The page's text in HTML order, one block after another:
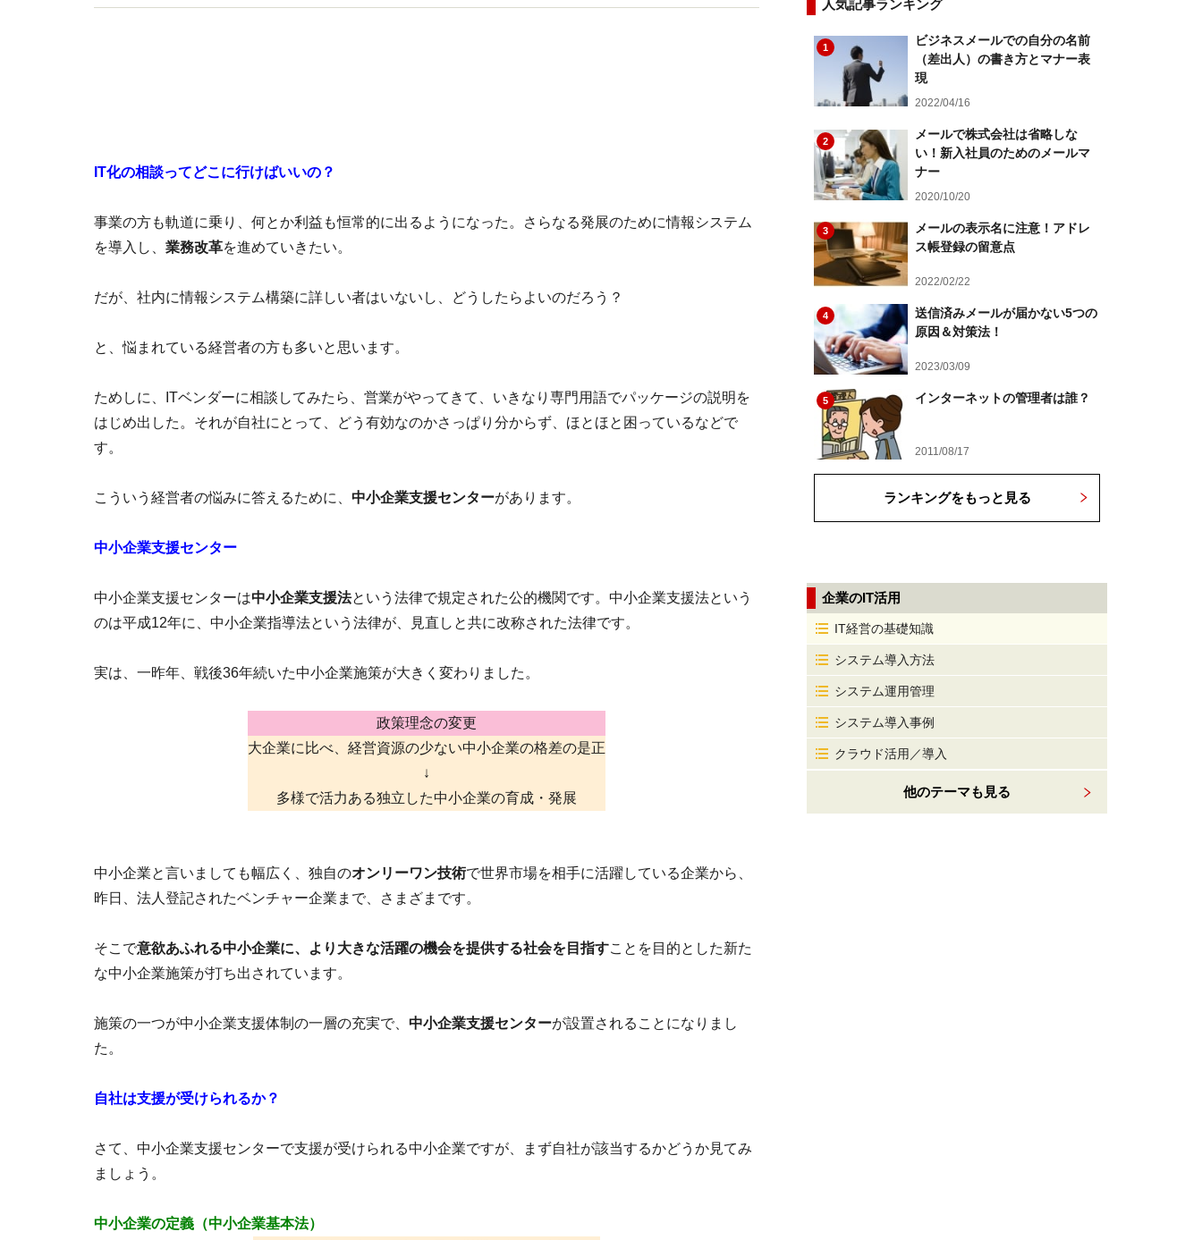
IT化の相談ってどこに行けばいいの？
事業の方も軌道に乗り、何とか利益も恒常的に出るようになった。さらなる発展のために情報システム
を導入し、 業務改革を進めていきたい。
だが、社内に情報システム構築に詳しい者はいないし、どうしたらよいのだろう？
と、悩まれている経営者の方も多いと思います。
ためしに、ITベンダーに相談してみたら、営業がやってきて、いきなり専門用語でパッケージの説明を
はじめ出した。それが自社にとって、どう有効なのかさっぱり分からず、ほとほと困っているなどで
す。
こういう経営者の悩みに答えるために、 中小企業支援センターがあります。
中小企業支援センター
中小企業支援センターは中小企業支援法という法律で規定された公的機関です。中小企業支援法という
のは平成12年に、中小企業指導法という法律が、見直しと共に改称された法律です。
実は、一昨年、戦後36年続いた中小企業施策が大きく変わりました。
政策理念の変更
大企業に比べ、経営資源の少ない中小企業の格差の是正
↓
多様で活力ある独立した中小企業の育成・発展
中小企業と言いましても幅広く、独自のオンリーワン技術で世界市場を相手に活躍している企業から、
昨日、法人登記されたベンチャー企業まで、さまざまです。
そこで意欲あふれる中小企業に、より大きな活躍の機会を提供する社会を目指すことを目的とした新た
な中小企業施策が打ち出されています。
施策の一つが中小企業支援体制の一層の充実で、 中小企業支援センターが設置されることになりまし
た。
自社は支援が受けられるか？
さて、中小企業支援センターで支援が受けられる中小企業ですが、まず自社が該当するかどうか見てみ
ましょう。
中小企業の定義（中小企業基本法）
人気記事ランキング
1
ビジネスメールでの自分の名前
（差出人）の書き方とマナー表
現
2022/04/16
2
メールで株式会社は省略しな
い！新入社員のためのメールマ
ナー
2020/10/20
3
メールの表示名に注意！アドレ
ス帳登録の留意点
2022/02/22
4
送信済みメールが届かない5つの
原因＆対策法！
2023/03/09
5 インターネットの管理者は誰？
2011/08/17
ランキングをもっと見る
企業のIT活用
IT経営の基礎知識
システム導入方法
システム運用管理
システム導入事例
クラウド活用／導入
他のテーマも見る